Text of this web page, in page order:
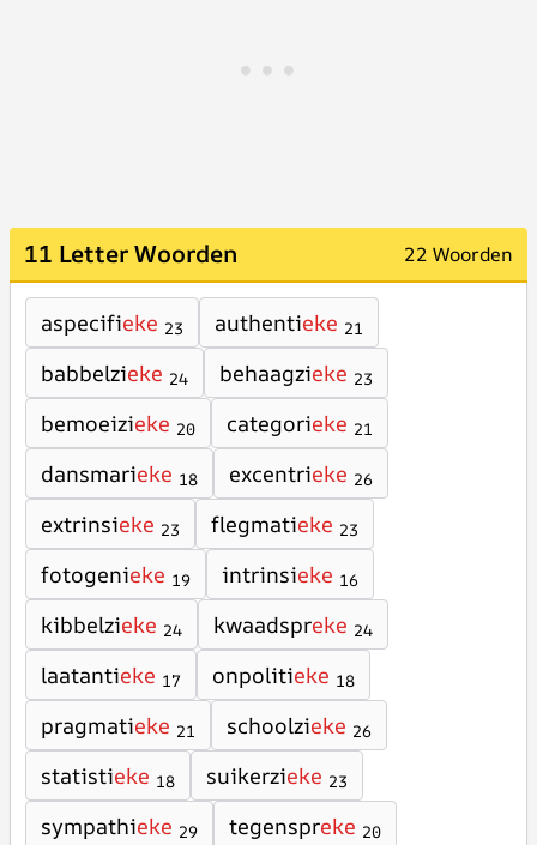
11 Letter Woorden 22 Woorden
aspecifieke 23 authentieke 21
babbelzieke 24 behaagzieke 23
bemoeizieke 20 categorieke 21
dansmarieke 18 excentrieke 26
extrinsieke 23 flegmatieke 23
fotogenieke 19 intrinsieke 16
kibbelzieke 24 kwaadspreke 24
laatantieke 17 onpolitieke 18
pragmatieke 21 schoolzieke 26
statistieke 18 suikerzieke 23
sympathieke 29 tegenspreke 20